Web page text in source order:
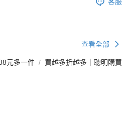
查看全部
元多一件
買越多折越多｜聰明購買